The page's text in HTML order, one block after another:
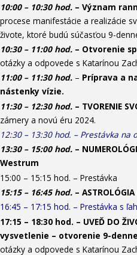
10:00 – 10:30 hod. – Význam
procese manifestácie a realizácie
živote, ktoré budú súčasťou 9-
10:30 – 11:00 hod. – Otvorenie
otázky a odpovede s Katarínou
11:00 – 11:30 hod. – Príprava a
nástenky vízie.
11:30 – 12:30 hod. – TVORENIE
zámery a novú éru 2024.
12:30 – 13:30 hod. – Prestávka na
13:30 – 15:00 hod. –
Westrum
15:00 – 15:15 hod. – Prestávka
15:15 – 16:45 hod. –
16:45 – 17:15 hod. – Prestávka s
17:15 – 18:30 hod. – UVEĎ DO
vysvetlenie – otvorenie 9-
otázky a odpovede s Katarínou